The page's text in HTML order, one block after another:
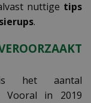
nuttige tips
.
het aantal
Vooral in 2019